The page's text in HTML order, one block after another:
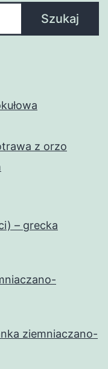
Szukaj
z orzo
– grecka
ziemniaczano-